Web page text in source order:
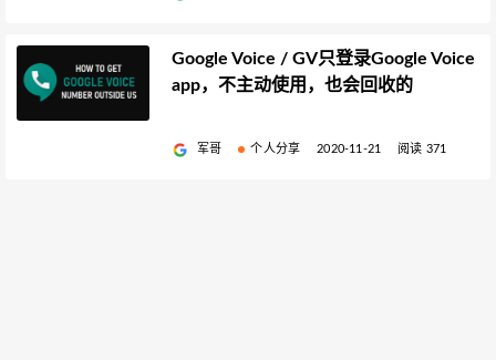
Google Voice / GV只登录Google Voice
app，不主动使用，也会回收的
军哥 个人分享 2020-11-21 阅读 371